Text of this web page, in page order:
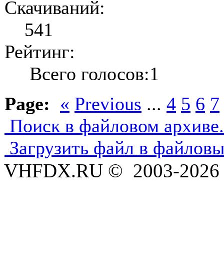
Скачиваний:
541
Рейтинг:
Всего голосов:1
Page: « Previous ... 4 5 6 7
Поиск в файловом
Загрузить файл в
VHFDX.RU © 2003-2026